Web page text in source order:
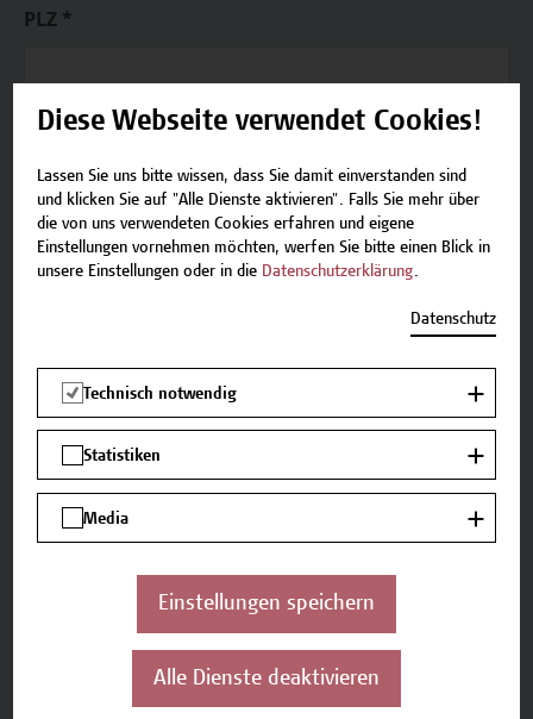
PLZ *
Wie haben Sie von uns erfahren?
Website der Hochschule Campus Wien
Empfehlung von Bekannten
Diese Webseite verwendet Cookies!
Lassen Sie uns bitte wissen, dass Sie damit einverstanden sind
und klicken Sie auf "Alle Dienste aktivieren". Falls Sie mehr über
die von uns verwendeten Cookies erfahren und eigene
Einstellungen vornehmen möchten, werfen Sie bitte einen Blick in
unsere Einstellungen oder in die Datenschutzerklärung.
Datenschutz
Technisch notwendig
Statistiken
Media
Einstellungen speichern
Alle Dienste deaktivieren